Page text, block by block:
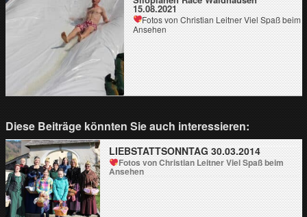
15.08.2021
Fotos von Christian LeitnerViel Spaß beim
Ansehen
Diese Beiträge könnten Sie auch interessieren:
LIEBSTATTSONNTAG 30.03.2014
Fotos von Christian LeitnerViel Spaß beim
Ansehen